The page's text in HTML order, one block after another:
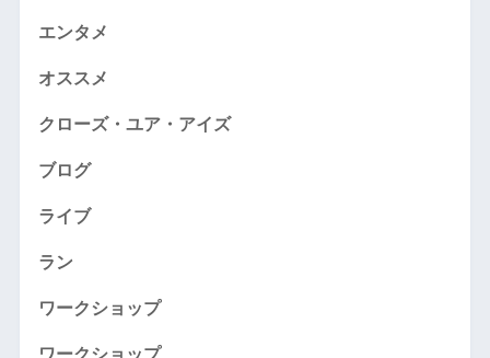
エンタメ
オススメ
クローズ・ユア・アイズ
ブログ
ライブ
ラン
ワークショップ